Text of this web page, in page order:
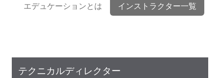
エデュケーションとは インストラクター一覧
テクニカルディレクター